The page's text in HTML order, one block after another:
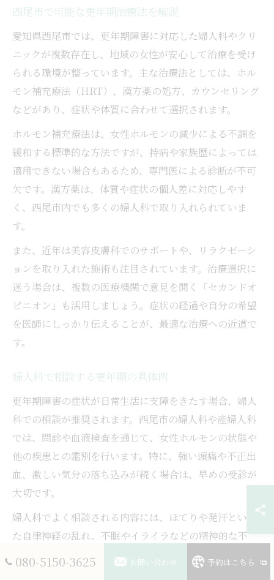
西尾市で可能な更年期治療法を解説
愛知県西尾市では、更年期障害に対応した婦人科やクリ
ニックが複数存在し、地域の女性が安心して治療を受け
られる環境が整っています。主な治療法としては、ホル
モン補充療法（HRT）、漢方薬の処方、カウンセリング
などがあり、症状や体質に合わせて選択されます。
ホルモン補充療法は、女性ホルモンの減少による不調を
緩和する標準的な方法ですが、持病や家族歴によっては
適用できない場合もあるため、専門医による診断が不可
欠です。漢方薬は、体質や症状の個人差に対応しやす
く、西尾市内でも多くの婦人科で取り入れられていま
す。
また、近年は美容皮膚科でのサポートや、リラクゼーシ
ョンを取り入れた施術も注目されています。治療選択に
迷う場合は、複数の医療機関で意見を聞く「セカンドオ
ピニオン」も活用しましょう。症状の経過や自分の希望
を医師にしっかり伝えることが、最適な治療への近道で
す。
婦人科で相談する更年期の具体例
更年期障害の症状が日常生活に支障をきたす場合、婦人
科での相談が推奨されます。西尾市の婦人科や産婦人科
では、問診や血液検査を通じて、女性ホルモンの状態や
他の疾患との鑑別を行います。特に、強い頭痛や不正出
血、激しい気分の落ち込みが続く場合は、早めの受診が
大切です。
婦人科でよく相談される内容には、ほてりや発汗といっ
た自律神経の乱れ、不眠やイライラなどの精神的な不
調、骨粗しょう症や高血圧のリスク評価などがありま
す。医師との相談時には、症状の時期や頻度、どのよう
080-5150-3625 お問い合わせ 予約はこちら